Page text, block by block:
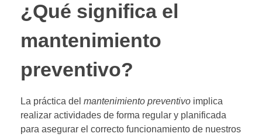
¿Qué significa el
mantenimiento
preventivo?
La práctica del mantenimiento preventivo implica
realizar actividades de forma regular y planificada
para asegurar el correcto funcionamiento de nuestros